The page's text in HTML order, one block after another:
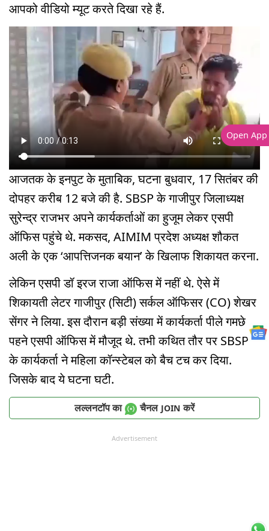
आपको वीडियो म्यूट करते दिखा रहे हैं.
आजतक के इनपुट के मुताबिक, घटना बुधवार, 17 सितंबर की
दोपहर करीब 12 बजे की है. SBSP के गाजीपुर जिलाध्यक्ष
सुरेन्द्र राजभर अपने कार्यकर्ताओं का हुजूम लेकर एसपी
ऑफिस पहुंचे थे. मकसद, AIMIM प्रदेश अध्यक्ष शौकत
अली के एक ‘आपत्तिजनक बयान’ के खिलाफ शिकायत करना.
लेकिन एसपी डॉ इरज राजा ऑफिस में नहीं थे. ऐसे में
शिकायती लेटर गाजीपुर (सिटी) सर्कल ऑफिसर (CO) शेखर
सेंगर ने लिया. इस दौरान बड़ी संख्या में कार्यकर्ता पीले गमछे
पहने एसपी ऑफिस में मौजूद थे. तभी कथित तौर पर SBSP
के कार्यकर्ता ने महिला कॉन्स्टेबल को बैच टच कर दिया.
जिसके बाद ये घटना घटी.
लल्लनटॉप का चैनल JOIN करें
Advertisement
Open App